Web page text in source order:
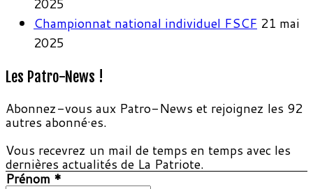
2025
Championnat national individuel FSCF 21 mai
2025
Les Patro-News !
Abonnez-vous aux Patro-News et rejoignez les 92
autres abonné·es.
Vous recevrez un mail de temps en temps avec les
dernières actualités de La Patriote.
Prénom *